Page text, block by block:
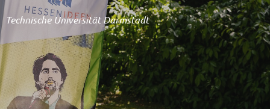
Technische Universität Darmstadt